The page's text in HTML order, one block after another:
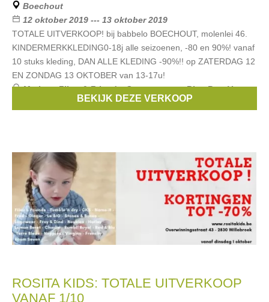
Boechout
12 oktober 2019 --- 13 oktober 2019
TOTALE UITVERKOOP! bij babbelo BOECHOUT, molenlei 46.
KINDERMERKKLEDING0-18j alle seizoenen, -80 en 90%! vanaf
10 stuks kleding, DAN ALLE KLEDING -90%!! op ZATERDAG 12
EN ZONDAG 13 OKTOBER van 13-17u!
Merken:Filou & Friends,Scapa,strass,Blue Bay,Van
BEKIJK DEZE VERKOOP
ROSITA KIDS: TOTALE UITVERKOOP
VANAF 1/10